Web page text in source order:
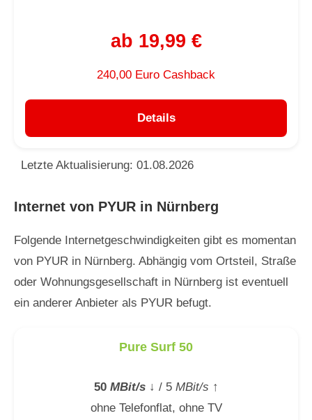
ab 19,99 €
240,00 Euro Cashback
Details
Letzte Aktualisierung: 01.08.2026
Internet von PYUR in Nürnberg
Folgende Internetgeschwindigkeiten gibt es momentan
von PYUR in Nürnberg. Abhängig vom Ortsteil, Straße
oder Wohnungsgesellschaft in Nürnberg ist eventuell
ein anderer Anbieter als PYUR befugt.
Pure Surf 50
50MBit/s↓ / 5MBit/s ↑
ohne Telefonflat, ohne TV